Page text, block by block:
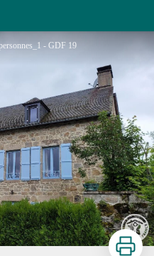
- GDF 19
Imprimer